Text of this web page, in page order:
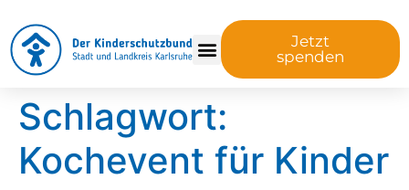
Jetzt
spenden
Schlagwort:
Kochevent für Kinder